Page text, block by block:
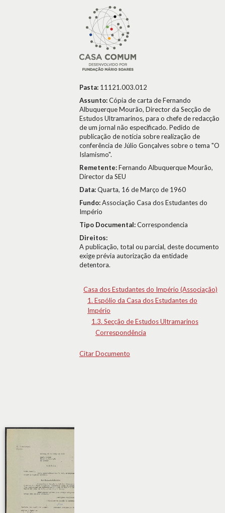
Pasta: 11121.003.012
Assunto:Cópia de carta de Fernando
Albuquerque Mourão, Director da Secção de
Estudos Ultramarinos, para o chefe de redacção
de um jornal não especificado. Pedido de
publicação de notícia sobre realização de
conferência de Júlio Gonçalves sobre o tema "O
Islamismo".
Remetente:Fernando Albuquerque Mourão,
Director da SEU
Data:Quarta, 16 de Março de 1960
Fundo:Associação Casa dos Estudantes do
Império
Tipo Documental:Correspondencia
Direitos:
A publicação, total ou parcial, deste documento
exige prévia autorização da entidade
detentora.
Casa dos Estudantes do Império (Associação)
1. Espólio da Casa dos Estudantes do
Império
1.3. Secção de Estudos Ultramarinos
Correspondência
Citar Documento